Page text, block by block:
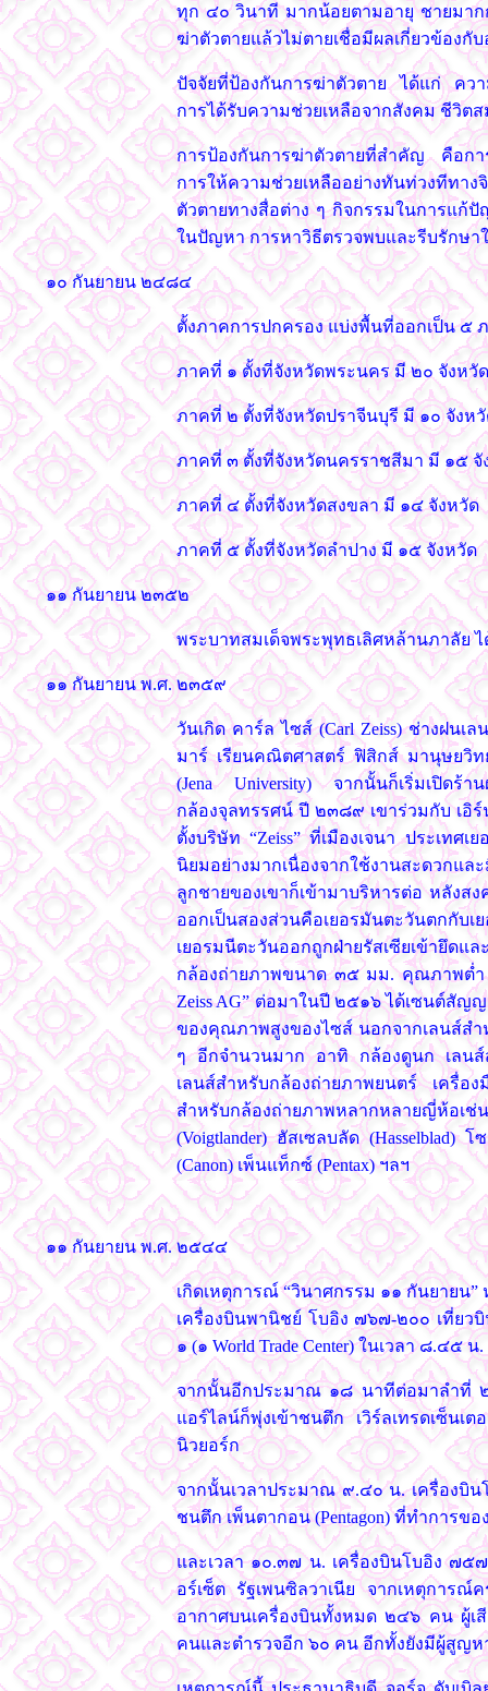
ทุก ๔๐ วินาที มากน้อยตามอายุ ชายมา
ฆ่าตัวตายแล้วไม่ตายเชื่อมีผลเกี่ยวข้องกั
ปัจจัยที่ป้องกันการฆ่าตัวตาย ได้แก่ คว
การได้รับความช่วยเหลือจากสังคม ชีวิ
การป้องกันการฆ่าตัวตายที่สำคัญ คือกา
การให้ความช่วยเหลืออย่างทันท่วงทีทา
ตัวตายทางสื่อต่าง ๆ กิจกรรมในการแก้
ในปัญหา การหาวิธีตรวจพบและรีบรักษา
๑๐ กันยายน ๒๔๘๔
ตั้งภาคการปกครอง แบ่งพื้นที่ออกเป็น ๕
ภาคที่ ๑ ตั้งที่จังหวัดพระนคร มี ๒๐ จังหวัด
ภาคที่ ๒ ตั้งที่จังหวัดปราจีนบุรี มี ๑๐ จังห
ภาคที่ ๓ ตั้งที่จังหวัดนครราชสีมา มี ๑๕ จั
ภาคที่ ๔ ตั้งที่จังหวัดสงขลา มี ๑๔ จังหวัด
ภาคที่ ๕ ตั้งที่จังหวัดลำปาง มี ๑๕ จังหวัด
๑๑ กันยายน ๒๓๕๒
พระบาทสมเด็จพระพุทธเลิศหล้านภาลัย
๑๑ กันยายน พ.ศ. ๒๓๕๙
วันเกิด คาร์ล ไซส์ (Carl Zeiss) ช่างฝนเ
มาร์ เรียนคณิตศาสตร์ ฟิสิกส์ มานุษยวิท
(Jena University) จากนั้นก็เริ่มเปิดร้
กล้องจุลทรรศน์ ปี ๒๓๘๙ เขาร่วมกับ เอิ
ตั้งบริษัท “Zeiss” ที่เมืองเจนา ประเทศ
นิยมอย่างมากเนื่องจากใช้งานสะดวก
ลูกชายของเขาก็เข้ามาบริหารต่อ หลังส
ออกเป็นสองส่วนคือเยอรมันตะวันตกกับ
เยอรมนีตะวันออกถูกฝ่ายรัสเซียเข้ายึดแล
กล้องถ่ายภาพขนาด ๓๕ มม. คุณภาพต่ำ ส่
Zeiss AG” ต่อมาในปี ๒๕๑๖ ได้เซนต์สัญญ
ของคุณภาพสูงของไซส์ นอกจากเลนส์ส
ๆ อีกจำนวนมาก อาทิ กล้องดูนก เลนส์
เลนส์สำหรับกล้องถ่ายภาพยนตร์ เครื่อ
สำหรับกล้องถ่ายภาพหลากหลายญี่ห้อเ
(Voigtlander) ฮัสเซลบลัด
(Canon) เพ็นแท็กซ์ (Pentax) ฯลฯ
๑๑ กันยายน พ.ศ. ๒๕๔๔
เกิดเหตุการณ์ “วินาศกรรม ๑๑ กันยายน”
เครื่องบินพานิชย์ โบอิง ๗๖๗-๒๐๐ เที่ยว
๑ (๑ World Trade Center) ในเวลา ๘.๔๕
จากนั้นอีกประมาณ ๑๘ นาทีต่อมาลำที่
แอร์ไลน์ก็พุ่งเข้าชนตึก เวิร์ลเทรดเซ็น
นิวยอร์ก
จากนั้นเวลาประมาณ ๙.๔๐ น. เครื่องบิ
ชนตึก เพ็นตากอน (Pentagon) ที่ทำการข
และเวลา ๑๐.๓๗ น. เครื่องบินโบอิง ๗๕
อร์เซ็ต รัฐเพนซิลวาเนีย จากเหตุการณ์
อากาศบนเครื่องบินทั้งหมด ๒๔๖ คน ผู้
คนและตำรวจอีก ๖๐ คน อีกทั้งยังมีผู้สูญ